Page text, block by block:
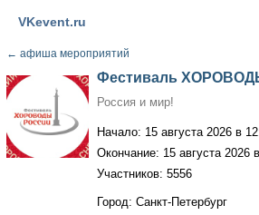
VKevent.ru
← афиша мероприятий
Фестиваль
Россия и мир!
Начало: 15 августа 2026 в
Окончание: 15 августа 2026
Участников: 5556
Город: Санкт-Петербург